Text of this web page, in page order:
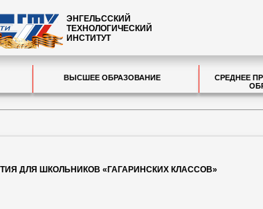
ЭНГЕЛЬССКИЙ
ТЕХНОЛОГИЧЕСКИЙ
ИНСТИТУТ
ВЫСШЕЕ ОБРАЗОВАНИЕ
СРЕДНЕЕ
ДЛЯ ШКОЛЬНИКОВ «ГАГАРИНСКИХ КЛАССОВ»